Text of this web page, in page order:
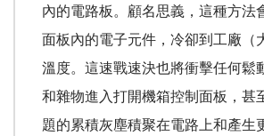
內的電路板。顧名思義，這種方法
面板內的電子元件，冷卻到工廠（
溫度。這速戰速決也將衝擊任何鬆
和雜物進入打開機箱控制面板，甚
題的累積灰塵積聚在電路上和產生